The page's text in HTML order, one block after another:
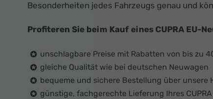
Besonderheiten jedes Fahrzeugs genau und
Profiteren Sie beim Kauf eines CUPRA EU-
unschlagbare Preise mit Rabatten von bis zu
gleiche Qualität wie bei deutschen Neuwagen
bequeme und sichere Bestellung über unsere
günstige, fachgerechte Lieferung Ihres